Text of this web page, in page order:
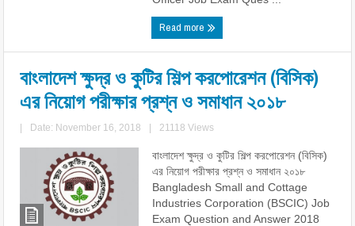
Read more
বাংলাদেশ ক্ষুদ্র ও কুটির শিল্প করপোরেশন (বিসিক)
এর নিয়োগ পরীক্ষার প্রশ্ন ও সমাধান ২০১৮
Date: November 16, 2018 21118 Views
বাংলাদেশ ক্ষুদ্র ও কুটির শিল্প করপোরেশন (বিসিক)
এর নিয়োগ পরীক্ষার প্রশ্ন ও সমাধান ২০১৮
Bangladesh Small and Cottage
Industries Corporation (BSCIC) Job
Exam Question and Answer 2018